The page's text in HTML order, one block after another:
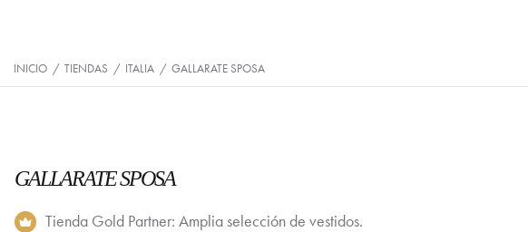
INICIO / TIENDAS / ITALIA / GALLARATE SPOSA
GALLARATE SPOSA
Tienda Gold Partner: Amplia selección de vestidos.